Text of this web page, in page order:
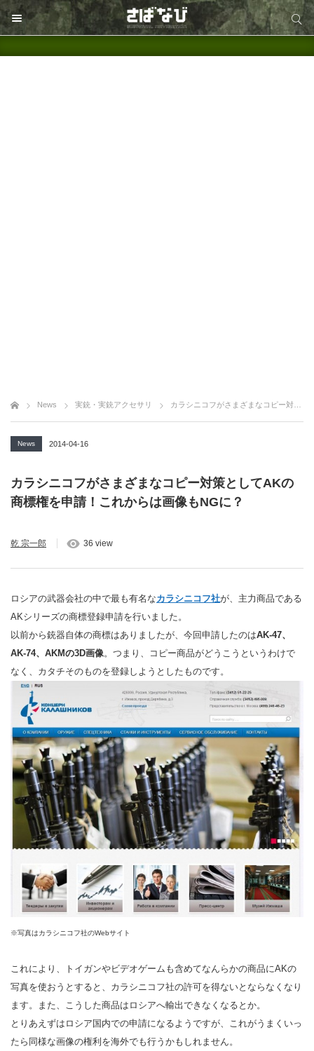
サイト内検索
News 実銃・実銃アクセサリ カラシニコフがさまざまなコピー対策としてAKの商標権を申請！これからは画像もNGに？
News 2014-04-16
カラシニコフがさまざまなコピー対策としてAKの
商標権を申請！これからは画像もNGに？
乾 宗一郎 36 view
ロシアの武器会社の中で最も有名なカラシニコフ社が、主力商品である
AKシリーズの商標登録申請を行いました。
以前から銃器自体の商標はありましたが、今回申請したのはAK-47、
AK-74、AKMの3D画像。つまり、コピー商品がどうこうというわけで
なく、カタチそのものを登録しようとしたものです。
※写真はカラシニコフ社のWebサイト
これにより、トイガンやビデオゲームも含めてなんらかの商品にAKの
写真を使おうとすると、カラシニコフ社の許可を得ないとならなくなり
ます。また、こうした商品はロシアへ輸出できなくなるとか。
とりあえずはロシア国内での申請になるようですが、これがうまくいっ
たら同様な画像の権利を海外でも行うかもしれません。
サイト内検索